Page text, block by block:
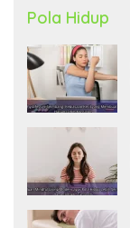
Pola Hidup